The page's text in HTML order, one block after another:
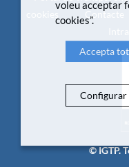
Contacte
© IGTP.
voleu acceptar
cookies”.
Accepta
Configurar